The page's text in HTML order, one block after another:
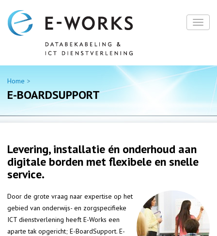
Home
E-BOARDSUPPORT
Levering, installatie én onderhoud aan
digitale borden met flexibele en snelle
service.
Door de grote vraag naar expertise op het
gebied van onderwijs- en zorgspecifieke
ICT dienstverlening heeft E-Works een
aparte tak opgericht; E-BoardSupport. E-